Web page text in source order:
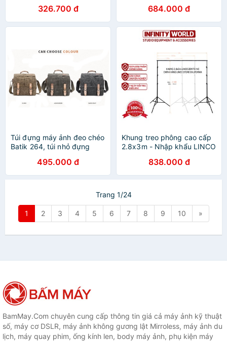
326.700 đ 684.000 đ
Túi đựng máy ảnh đeo chéo
Batik 264, túi nhỏ đựng
495.000 đ
Khung treo phông cao cấp
2.8x3m - Nhập khẩu LINCO
fullbox đủ túi xách
838.000 đ
Trang 1/24
1 2 3 4 5 6 7 8 9 10 »
BamMay.Com chuyên cung cấp thông tin giá cả máy ảnh kỹ thuật
số, máy cơ DSLR, máy ảnh không gương lật Mirroless, máy ảnh du
lịch, máy quay phim, ống kính len, body máy ảnh, phụ kiện máy